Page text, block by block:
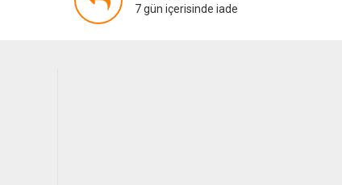
7 gün içerisinde iade